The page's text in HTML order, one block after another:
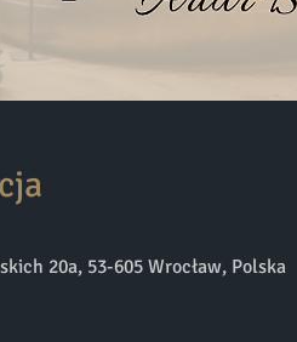
20a, 53-605 Wrocław, Polska